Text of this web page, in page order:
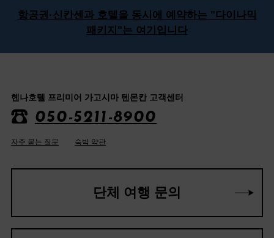
항공권·신칸센과 호텔을 동시에 예약하는 "다이나믹
패키지"는 여기입니다
헨나호텔 프리미어 가고시마 텐몬칸 고객센터
050-5211-8900
자주 묻는 질문 숙박 약관
단체 여행 문의